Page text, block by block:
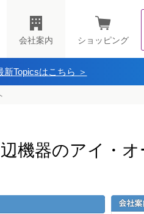
会社案内 ショッピング
Topicsはこちら ＞
機器のアイ・オ